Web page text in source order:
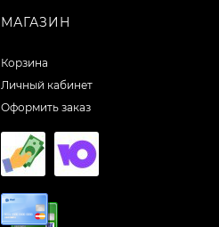
МАГАЗИН
Корзина
Личный кабинет
Оформить заказ